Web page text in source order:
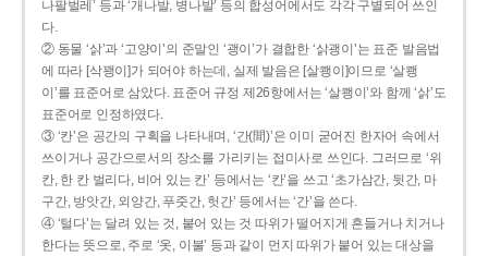
나팔벌레’ 등과 ‘개나발, 병나발’ 등의 합성어에서도 각각 구별되어 쓰인
다.
② 동물 ‘삵’과 ‘고양이’의 준말인 ‘괭이’가 결합한 ‘삵괭이’는 표준 발음법
에 따라 [삭꽹이]가 되어야 하는데, 실제 발음은 [살쾡이]이므로 ‘살쾡
이’를 표준어로 삼았다. 표준어 규정 제26항에서는 ‘살쾡이’와 함께 ‘삵’도
표준어로 인정하였다.
③ ‘칸’은 공간의 구획을 나타내며, ‘간(間)’은 이미 굳어진 한자어 속에서
쓰이거나 공간으로서의 장소를 가리키는 접미사로 쓰인다. 그러므로 ‘위
칸, 한 칸 벌리다, 비어 있는 칸’ 등에서는 ‘칸’을 쓰고 ‘초가삼간, 뒷간, 마
구간, 방앗간, 외양간, 푸줏간, 헛간’ 등에서는 ‘간’을 쓴다.
④ ‘털다’는 달려 있는 것, 붙어 있는 것 따위가 떨어지게 흔들거나 치거나
한다는 뜻으로, 주로 ‘옷, 이불’ 등과 같이 먼지 따위가 붙어 있는 대상을